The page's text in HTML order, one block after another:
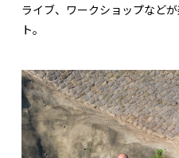
ライブ、ワークショップなど
ト。